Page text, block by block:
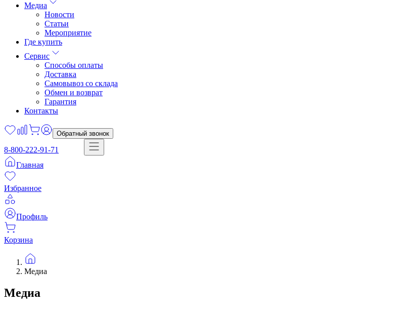
Медиа
Новости
Статьи
Мероприятие
Где купить
Сервис
Способы оплаты
Доставка
Самовывоз со склада
Обмен и возврат
Гарантия
Контакты
Обратный звонок
8-800-222-91-71
Главная
Избранное
Профиль
Корзина
Медиа
Медиа